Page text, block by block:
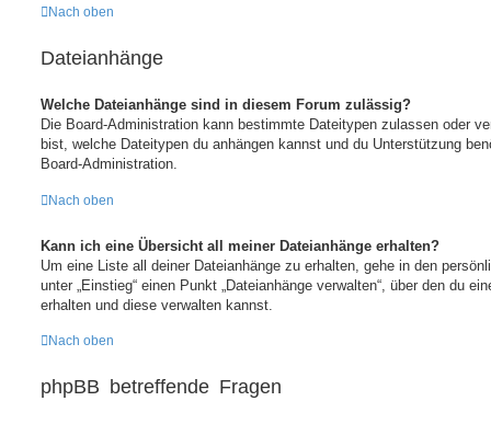
Nach oben
Dateianhänge
Welche Dateianhänge sind in diesem Forum zulässig?
Die Board-Administration kann bestimmte Dateitypen zulassen oder
bist, welche Dateitypen du anhängen kannst und du Unterstützung
Board-Administration.
Nach oben
Kann ich eine Übersicht all meiner Dateianhänge erhalten?
Um eine Liste all deiner Dateianhänge zu erhalten, gehe in den
unter „Einstieg“ einen Punkt „Dateianhänge verwalten“, über den du
erhalten und diese verwalten kannst.
Nach oben
phpBB betreffende Fragen